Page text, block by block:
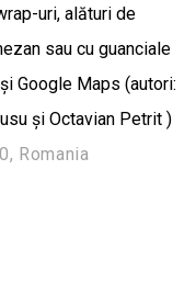
uri, alături de
sau cu guanciale
Google Maps (autori:
și Octavian Petrit )
Romania